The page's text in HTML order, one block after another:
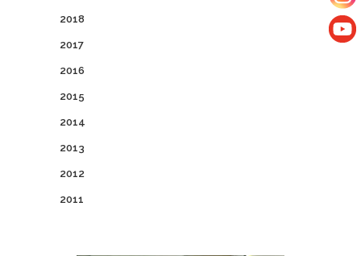
2018
2017
2016
2015
2014
2013
2012
2011